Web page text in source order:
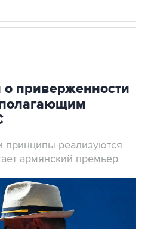
приверженности
принципы реализуются
армянский премьер